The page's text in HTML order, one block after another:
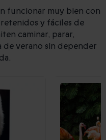
funcionar muy bien con
y fáciles de
caminar, parar,
verano sin depender